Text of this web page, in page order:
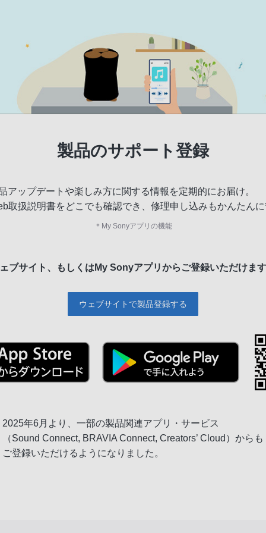
製品のサポート登録
アップデートや楽しみ方に関する情報を定期的にお届け。
取扱説明書をどこでも確認でき、修理申し込みもかんたん
＊ My Sonyアプリの機能
ブサイト、もしくは My Sonyアプリからご登録いただけま
ウェブサイトで製品登録する
2025年6月より、一部の製品関連アプリ・サービス
（Sound Connect, BRAVIA Connect, Creators’ Cloud）からも
ご登録いただけるようになりました。